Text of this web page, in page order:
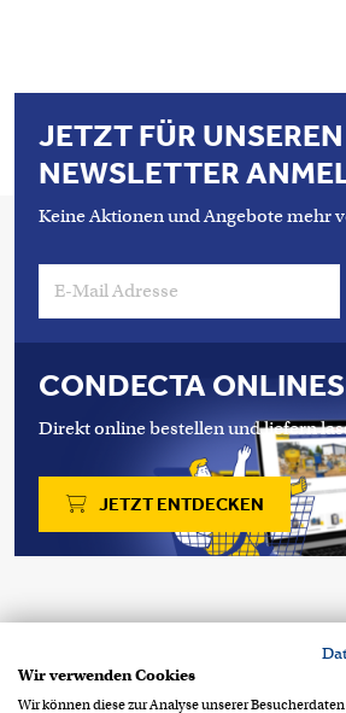
JETZT FÜR UNSEREN
NEWSLETTER
Keine Aktionen und Angebote mehr
CONDECTA
Direkt online bestellen und liefern
JETZT ENTDECKEN
CH-
Wir verwenden Cookies
Wir können diese zur Analyse unserer